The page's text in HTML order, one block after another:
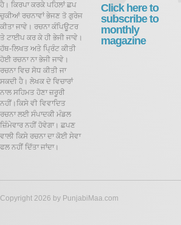
ਹੈ। ਕਿਰਪਾ ਕਰਕੇ ਪਹਿਲਾਂ ਛਪ
ਚੁਕੀਆਂ ਰਚਨਾਵਾਂ ਭੇਜਣ ਤੋ ਗੁਰੇਜ
ਕੀਤਾ ਜਾਵੇ। ਰਚਨਾ ਕੰਪਿਊਟਰ
ਤੇ ਟਾਈਪ ਕਰ ਕੇ ਹੀ ਭੇਜੀ ਜਾਵੇ।
ਹੱਥ-ਲਿਖਤ ਅਤੇ ਪ੍ਰਿੰਟ ਕੀਤੀ
ਹੋਈ ਰਚਨਾ ਨਾ ਭੇਜੀ ਜਾਵੇ।
ਰਚਨਾ ਵਿਚ ਸੋਧ ਕੀਤੀ ਜਾ
ਸਕਦੀ ਹੈ। ਲੇਖਕ ਦੇ ਵਿਚਾਰਾਂ
ਨਾਲ ਸਹਿਮਤ ਹੋਣਾ ਜ਼ਰੂਰੀ
ਨਹੀਂ।ਕਿਸੇ ਵੀ ਵਿਵਾਦਿਤ
ਰਚਨਾ ਲਈ ਸੰਪਾਦਕੀ ਮੰਡਲ
ਜ਼ਿੰਮੇਵਾਰ ਨਹੀਂ ਹੋਵੇਗਾ। ਛਪਣ
ਵਾਲੀ ਕਿਸੇ ਰਚਨਾ ਦਾ ਕੋਈ ਸੇਵਾ
ਫਲ ਨਹੀਂ ਦਿੱਤਾ ਜਾਂਦਾ।
Click here to
subscribe to
monthly
magazine
Copyright 2026 by PunjabiMaa.com